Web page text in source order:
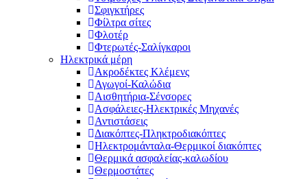
Σφιγκτήρες
Φίλτρα σίτες
Φλοτέρ
Φτερωτές-Σαλίγκαροι
Ηλεκτρικά μέρη
Ακροδέκτες Κλέμενς
Αγωγοί-Καλώδια
Αισθητήρια-Σένσορες
Ασφάλειες-Ηλεκτρικές Μηχανές
Αντιστάσεις
Διακόπτες-Πληκτροδιακόπτες
Ηλεκτρομάνταλα-Θερμικοί διακόπτες
Θερμικά ασφαλείας-καλωδίου
Θερμοστάτες